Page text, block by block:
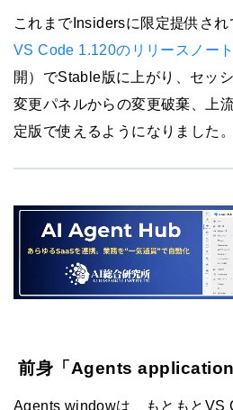
これまでInsidersに限定提供さ
VS Code 1.120のリリースノート
開）でStable版に上がり、セッ
変更パネルからの変更破棄、上
定版で使えるようになりました。
前身「Agents application
Agents windowは、もともとVS